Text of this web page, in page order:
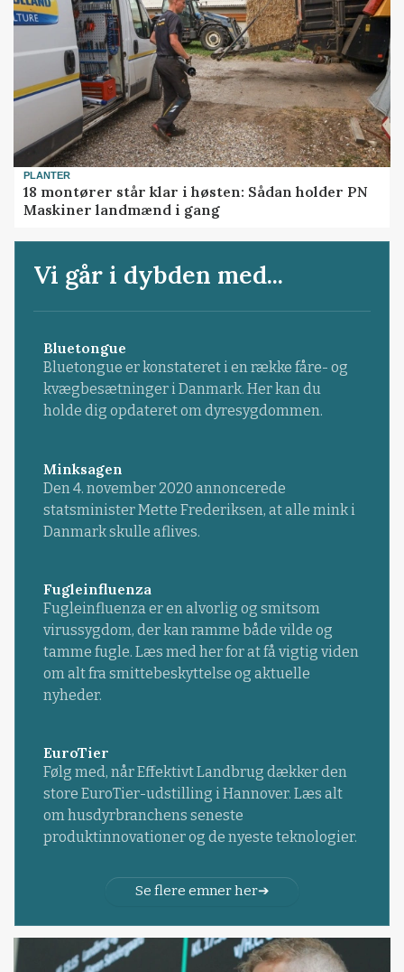
PLANTER
18 montører står klar i høsten: Sådan holder PN
Maskiner landmænd i gang
Vi går i dybden med...
Bluetongue
Bluetongue er konstateret i en række fåre- og
kvægbesætninger i Danmark. Her kan du
holde dig opdateret om dyresygdommen.
Minksagen
Den 4. november 2020 annoncerede
statsminister Mette Frederiksen, at alle mink i
Danmark skulle aflives.
Fugleinfluenza
Fugleinfluenza er en alvorlig og smitsom
virussygdom, der kan ramme både vilde og
tamme fugle. Læs med her for at få vigtig viden
om alt fra smittebeskyttelse og aktuelle
nyheder.
EuroTier
Følg med, når Effektivt Landbrug dækker den
store EuroTier-udstilling i Hannover. Læs alt
om husdyrbranchens seneste
produktinnovationer og de nyeste teknologier.
Se flere emner her